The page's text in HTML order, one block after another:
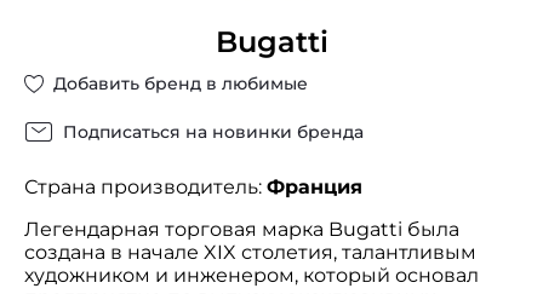
Bugatti
Добавить бренд в любимые
Подписаться на новинки бренда
Страна производитель: Франция
Легендарная торговая марка Bugatti была
создана в начале XIX столетия, талантливым
художником и инженером, который основал